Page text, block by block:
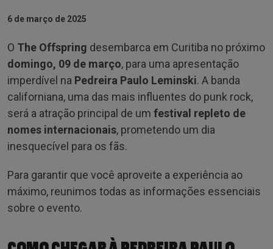
6 de março de 2025
O The Offspring desembarca em Curitiba no próximo
domingo, 09 de março, para uma apresentação
imperdível na Pedreira Paulo Leminski. A banda
californiana, uma das mais influentes do punk rock,
será a atração principal de um festival repleto de
nomes internacionais, prometendo um dia
inesquecível para os fãs.
Para garantir que você aproveite a experiência ao
máximo, reunimos todas as informações essenciais
sobre o evento.